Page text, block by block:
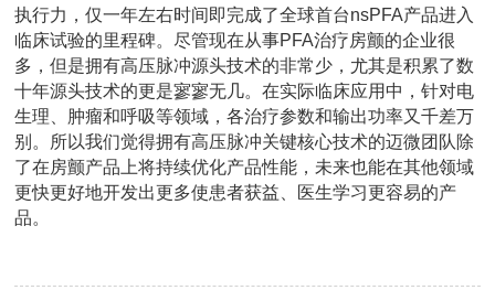
执行力，仅一年左右时间即完成了全球首台nsPFA产品进入
临床试验的里程碑。尽管现在从事PFA治疗房颤的企业很
多，但是拥有高压脉冲源头技术的非常少，尤其是积累了数
十年源头技术的更是寥寥无几。在实际临床应用中，针对电
生理、肿瘤和呼吸等领域，各治疗参数和输出功率又千差万
别。所以我们觉得拥有高压脉冲关键核心技术的迈微团队除
了在房颤产品上将持续优化产品性能，未来也能在其他领域
更快更好地开发出更多使患者获益、医生学习更容易的产
品。